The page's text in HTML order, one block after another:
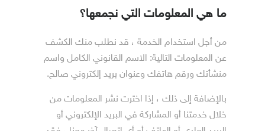
ما هي المعلومات التي نجمعها؟
من أجل استخدام الخدمة ، قد نطلب منك الكشف
عن المعلومات التالية: الاسم القانوني الكامل واسم
منشأتك ورقم هاتفك وعنوان بريد إلكتروني صالح.
بالإضافة إلى ذلك ، إذا اخترت نشر المعلومات من
خلال خدمتنا أو المشاركة في البريد الإلكتروني أو